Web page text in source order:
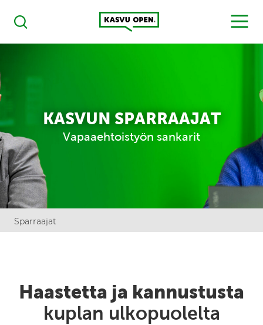
Haku
Kasvu Open
MENU
KASVUN SPARRAAJAT
Vapaaehtoistyön sankarit
Sparraajat
Haastetta ja kannustusta
kuplan ulkopuolelta